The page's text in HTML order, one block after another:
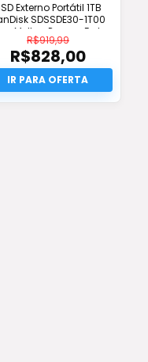
Externo Portátil 1TB
SDSSDE30-1T00
Melhor Preço e Frete
Grátis
R$919,99
O
preço
original
era:
R$828,00
O
preço
atual